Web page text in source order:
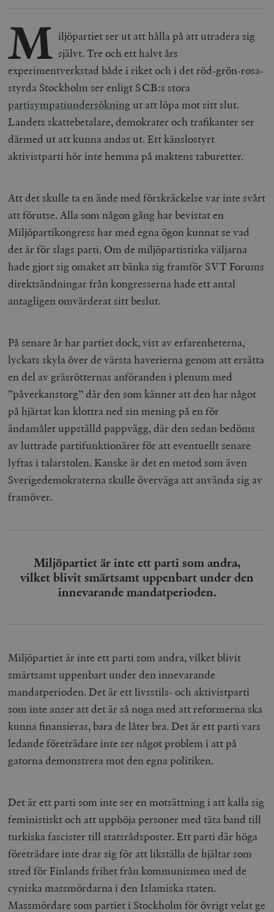
M iljöpartiet ser ut att hålla på att utradera sig
självt. Tre och ett halvt års
experimentverkstad både i riket och i det röd-grön-rosa-
styrda Stockholm ser enligt SCB:s stora
partisympatiundersökning ut att löpa mot sitt slut.
Landets skattebetalare, demokrater och trafikanter ser
därmed ut att kunna andas ut. Ett känslostyrt
aktivistparti hör inte hemma på maktens taburetter.
Att det skulle ta en ände med förskräckelse var inte svårt
att förutse. Alla som någon gång har bevistat en
Miljöpartikongress har med egna ögon kunnat se vad
det är för slags parti. Om de miljöpartistiska väljarna
hade gjort sig omaket att bänka sig framför SVT Forums
direktsändningar från kongresserna hade ett antal
antagligen omvärderat sitt beslut.
På senare år har partiet dock, vist av erfarenheterna,
lyckats skyla över de värsta haverierna genom att ersätta
en del av gräsrötternas anföranden i plenum med
”påverkanstorg” där den som känner att den har något
på hjärtat kan klottra ned sin mening på en för
ändamålet uppställd pappvägg, där den sedan bedöms
av luttrade partifunktionärer för att eventuellt senare
lyftas i talarstolen. Kanske är det en metod som även
Sverigedemokraterna skulle överväga att använda sig av
framöver.
Miljöpartiet är inte ett parti som andra,
vilket blivit smärtsamt uppenbart under den
innevarande mandatperioden.
Miljöpartiet är inte ett parti som andra, vilket blivit
smärtsamt uppenbart under den innevarande
mandatperioden. Det är ett livsstils- och aktivistparti
som inte anser att det är så noga med att reformerna ska
kunna finansieras, bara de låter bra. Det är ett parti vars
ledande företrädare inte ser något problem i att på
gatorna demonstrera mot den egna politiken.
Det är ett parti som inte ser en motsättning i att kalla sig
feministiskt och att upphöja personer med täta band till
turkiska fascister till statsrådsposter. Ett parti där höga
företrädare inte drar sig för att likställa de hjältar som
stred för Finlands frihet från kommunismen med de
cyniska massmördarna i den Islamiska staten.
Massmördare som partiet i Stockholm för övrigt velat ge